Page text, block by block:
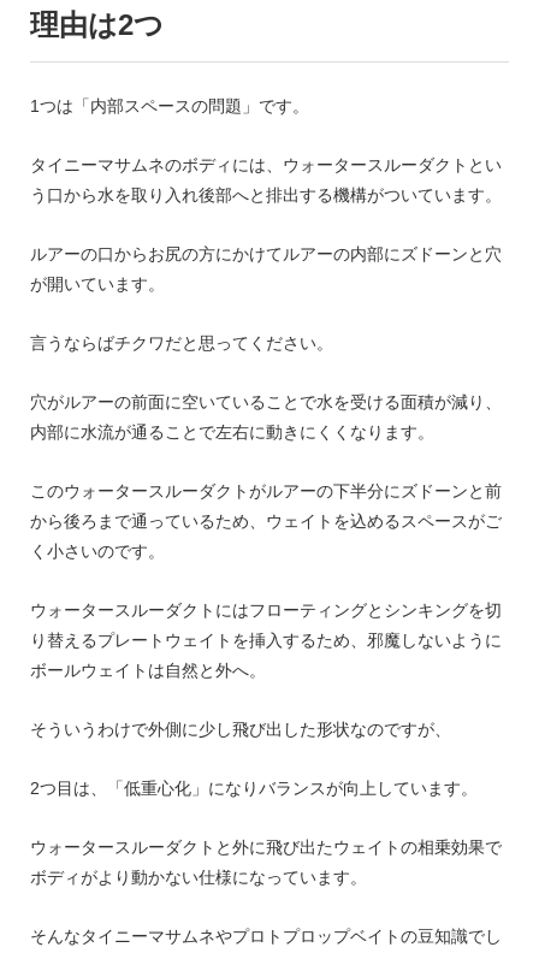
理由は2つ
1つは「内部スペースの問題」です。
タイニーマサムネのボディには、ウォータースルーダクトとい
う口から水を取り入れ後部へと排出する機構がついています。
ルアーの口からお尻の方にかけてルアーの内部にズドーンと穴
が開いています。
言うならばチクワだと思ってください。
穴がルアーの前面に空いていることで水を受ける面積が減り、
内部に水流が通ることで左右に動きにくくなります。
このウォータースルーダクトがルアーの下半分にズドーンと前
から後ろまで通っているため、ウェイトを込めるスペースがご
く小さいのです。
ウォータースルーダクトにはフローティングとシンキングを切
り替えるプレートウェイトを挿入するため、邪魔しないように
ボールウェイトは自然と外へ。
そういうわけで外側に少し飛び出した形状なのですが、
2つ目は、「低重心化」になりバランスが向上しています。
ウォータースルーダクトと外に飛び出たウェイトの相乗効果で
ボディがより動かない仕様になっています。
そんなタイニーマサムネやプロトプロップベイトの豆知識でし